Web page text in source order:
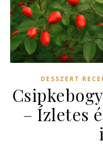
DESSZERT
– Ízletes